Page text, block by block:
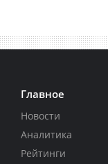
Главное
Новости
Аналитика
Рейтинги